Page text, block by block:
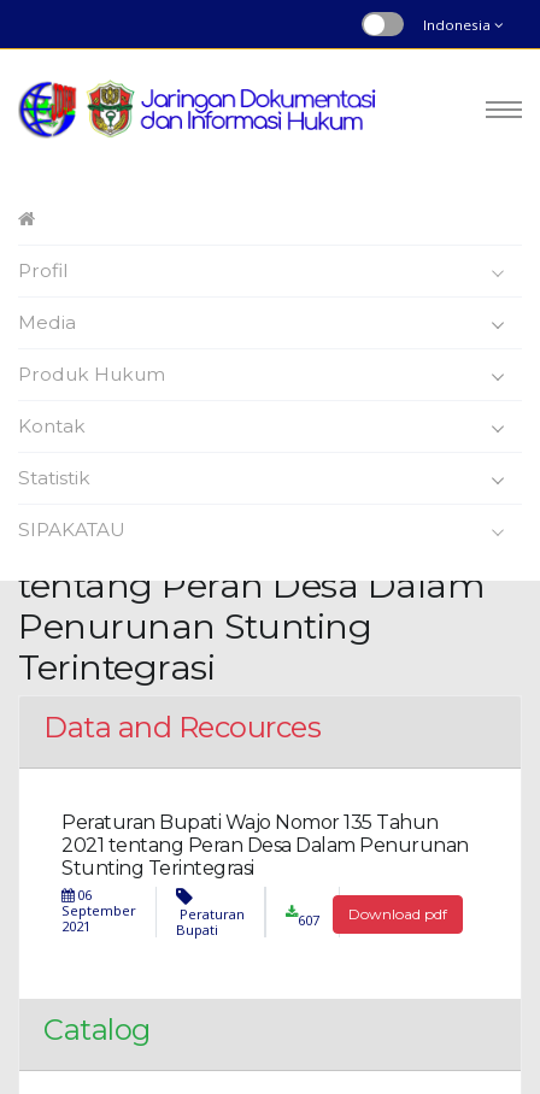
Indonesia
Profil
Media
Produk Hukum
Kontak
Statistik
SIPAKATAU
Nomor : 135 | Tahun 2021
Nomor 135 Tahun 2021
tentang Peran Desa Dalam
Penurunan Stunting
Terintegrasi
Data and Recources
Peraturan Bupati Wajo Nomor 135 Tahun
2021 tentang Peran Desa Dalam Penurunan
Stunting Terintegrasi
Download pdf
06
September
2021
Peraturan
Bupati
607
Catalog